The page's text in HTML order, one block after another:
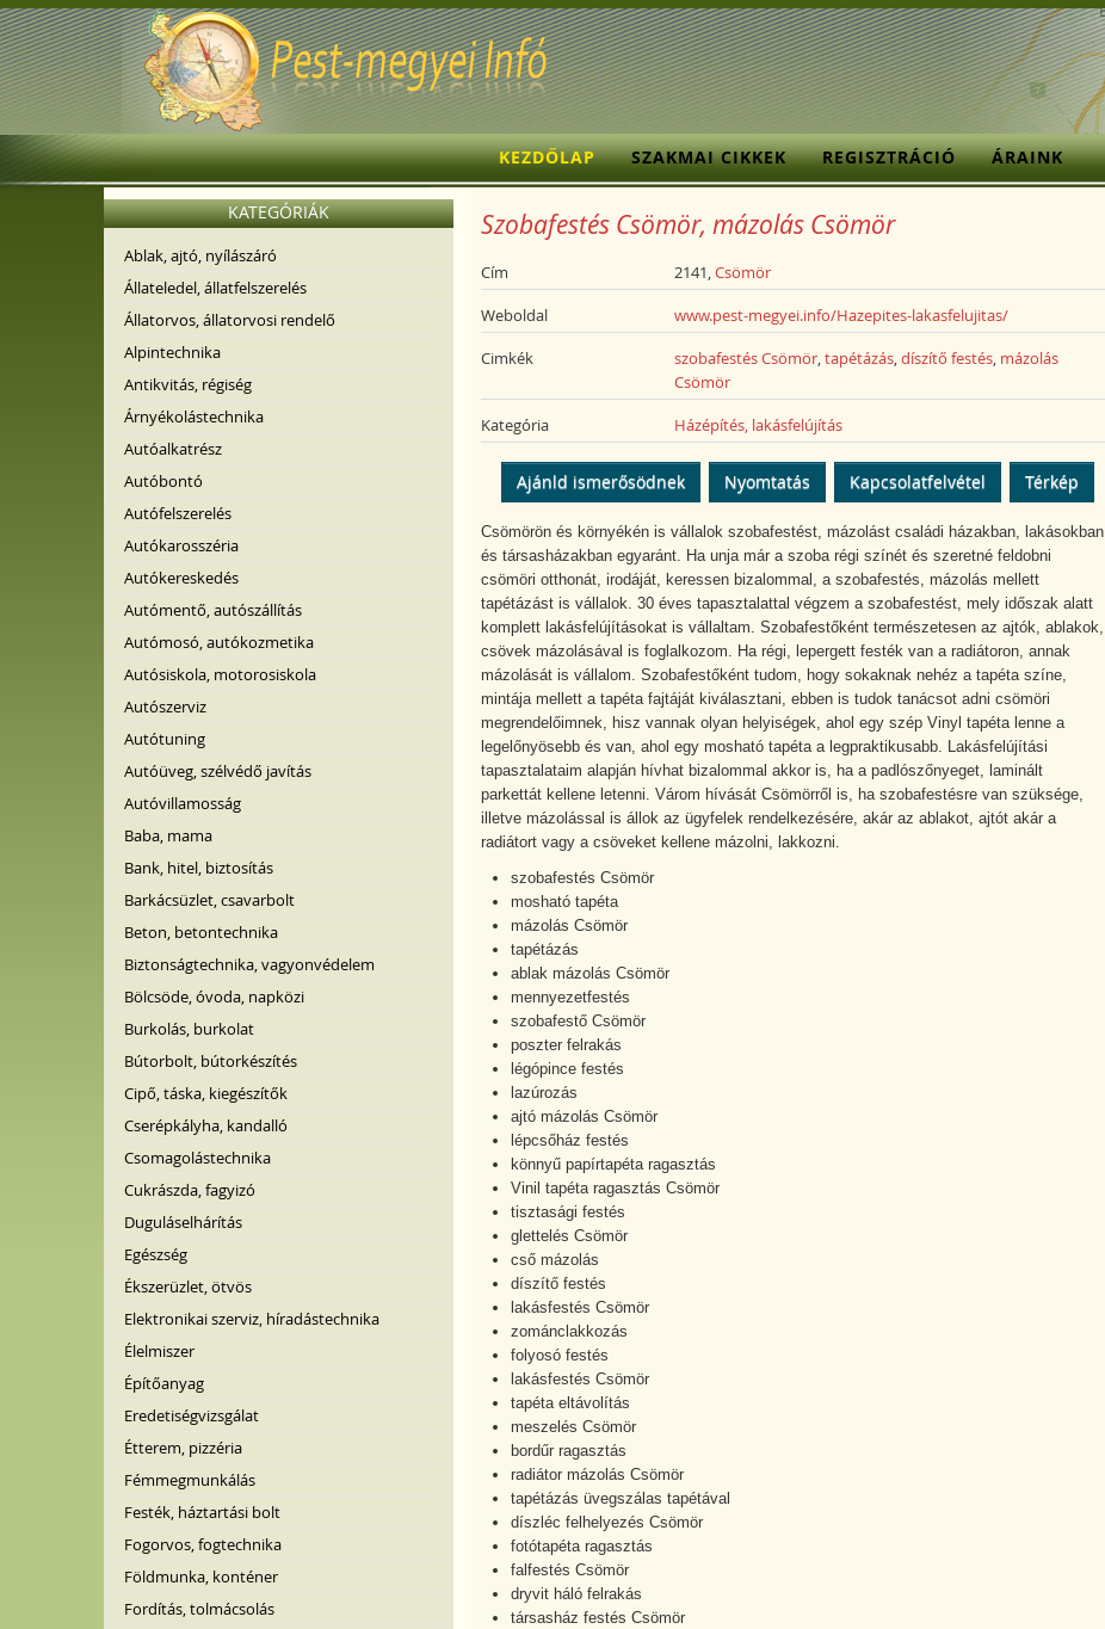
KEZDŐLAP SZAKMAI CIKKEK REGISZTRÁCIÓ ÁRAINK
KATEGÓRIÁK
Ablak, ajtó, nyílászáró
Állateledel, állatfelszerelés
Állatorvos, állatorvosi rendelő
Alpintechnika
Antikvitás, régiség
Árnyékolástechnika
Autóalkatrész
Autóbontó
Autófelszerelés
Autókarosszéria
Autókereskedés
Autómentő, autószállítás
Autómosó, autókozmetika
Autósiskola, motorosiskola
Autószerviz
Autótuning
Autóüveg, szélvédő javítás
Autóvillamosság
Baba, mama
Bank, hitel, biztosítás
Barkácsüzlet, csavarbolt
Beton, betontechnika
Biztonságtechnika, vagyonvédelem
Bölcsöde, óvoda, napközi
Burkolás, burkolat
Bútorbolt, bútorkészítés
Cipő, táska, kiegészítők
Cserépkályha, kandalló
Csomagolástechnika
Cukrászda, fagyizó
Duguláselhárítás
Egészség
Ékszerüzlet, ötvös
Elektronikai szerviz, híradástechnika
Élelmiszer
Építőanyag
Eredetiségvizsgálat
Étterem, pizzéria
Fémmegmunkálás
Festék, háztartási bolt
Fogorvos, fogtechnika
Földmunka, konténer
Fordítás, tolmácsolás
Szobafestés Csömör, mázolás Csömör
Cím 2141, Csömör
Weboldal www.pest-megyei.info/Hazepites-lakasfelujitas/
Cimkék szobafestés Csömör,tapétázás,díszítő festés, mázolás
Csömör
Kategória Házépítés, lakásfelújítás
Ajánld ismerősödnek Nyomtatás Kapcsolatfelvétel Térkép
Csömörön és környékén is vállalok szobafestést, mázolást családi házakban, lakásokban
és társasházakban egyaránt. Ha unja már a szoba régi színét és szeretné feldobni
csömöri otthonát, irodáját, keressen bizalommal, a szobafestés, mázolás mellett
tapétázást is vállalok. 30 éves tapasztalattal végzem a szobafestést, mely időszak alatt
komplett lakásfelújításokat is vállaltam. Szobafestőként természetesen az ajtók, ablakok,
csövek mázolásával is foglalkozom. Ha régi, lepergett festék van a radiátoron, annak
mázolását is vállalom. Szobafestőként tudom, hogy sokaknak nehéz a tapéta színe,
mintája mellett a tapéta fajtáját kiválasztani, ebben is tudok tanácsot adni csömöri
megrendelőimnek, hisz vannak olyan helyiségek, ahol egy szép Vinyl tapéta lenne a
legelőnyösebb és van, ahol egy mosható tapéta a legpraktikusabb. Lakásfelújítási
tapasztalataim alapján hívhat bizalommal akkor is, ha a padlószőnyeget, laminált
parkettát kellene letenni. Várom hívását Csömörről is, ha szobafestésre van szüksége,
illetve mázolással is állok az ügyfelek rendelkezésére, akár az ablakot, ajtót akár a
radiátort vagy a csöveket kellene mázolni, lakkozni.
szobafestés Csömör
mosható tapéta
mázolás Csömör
tapétázás
ablak mázolás Csömör
mennyezetfestés
szobafestő Csömör
poszter felrakás
légópince festés
lazúrozás
ajtó mázolás Csömör
lépcsőház festés
könnyű papírtapéta ragasztás
Vinil tapéta ragasztás Csömör
tisztasági festés
glettelés Csömör
cső mázolás
díszítő festés
lakásfestés Csömör
zománclakkozás
folyosó festés
lakásfestés Csömör
tapéta eltávolítás
meszelés Csömör
bordűr ragasztás
radiátor mázolás Csömör
tapétázás üvegszálas tapétával
díszléc felhelyezés Csömör
fotótapéta ragasztás
falfestés Csömör
dryvit háló felrakás
társasház festés Csömör